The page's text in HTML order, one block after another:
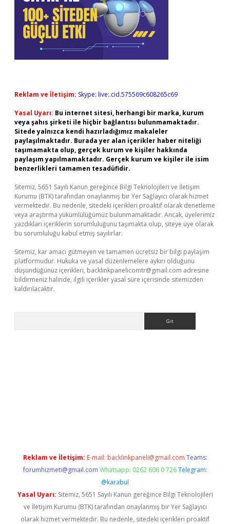
Reklam ve İletişim: Skype: live:.cid.575569c608265c69
Yasal Uyarı: Bu internet sitesi, herhangi bir marka, kurum
veya şahıs şirketi ile hiçbir bağlantısı bulunmamaktadır.
Sitede yalnızca kendi hazırladığımız makaleler
paylaşılmaktadır. Burada yer alan içerikler haber niteliği
taşımamakta olup, gerçek kurum ve kişiler hakkında
paylaşım yapılmamaktadır. Gerçek kurum ve kişiler ile isim
benzerlikleri tamamen tesadüfidir.
Sitemiz, 5651 Sayılı Kanun gereğince Bilgi Teknolojileri ve İletişim
Kurumu (BTK) tarafından onaylanmış bir Yer Sağlayıcı olarak hizmet
vermektedir. Bu nedenle, sitedeki içerikleri proaktif olarak denetleme
veya araştırma yükümlülüğümüz bulunmamaktadır. Ancak, üyelerimiz
yazdıkları içeriklerin sorumluluğunu taşımakta olup, siteye üye olarak
bu sorumluluğu kabul etmiş sayılırlar.
Sitemiz, kar amacı gütmeyen ve tamamen ücretsiz bir bilgi paylaşım
platformudur. Hukuka ve yasal düzenlemelere aykırı olduğunu
düşündüğünüz içerikleri, backlinkpanelicomtr@gmail.com adresine
bildirmeniz halinde, ilgili içerikler yasal süre içerisinde sitemizden
kaldırılacaktır.
Reklam ve İletişim: E-mail: backlinkpaneli@gmail.com Teams:
forumhizmeti@gmail.com Whatsapp: 0262 606 0 726 Telegram:
@karabul
Yasal Uyarı: Sitemiz, 5651 Sayılı Kanun gereğince Bilgi Teknolojileri
ve İletişim Kurumu (BTK) tarafından onaylanmış bir Yer Sağlayıcı
olarak hizmet vermektedir. Bu nedenle, sitedeki içerikleri proaktif